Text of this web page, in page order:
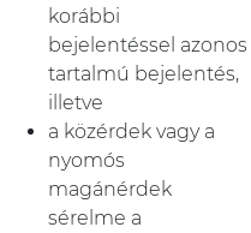
korábbi
bejelentéssel azonos
tartalmú bejelentés,
illetve
a közérdek vagy a
nyomós
magánérdek
sérelme a